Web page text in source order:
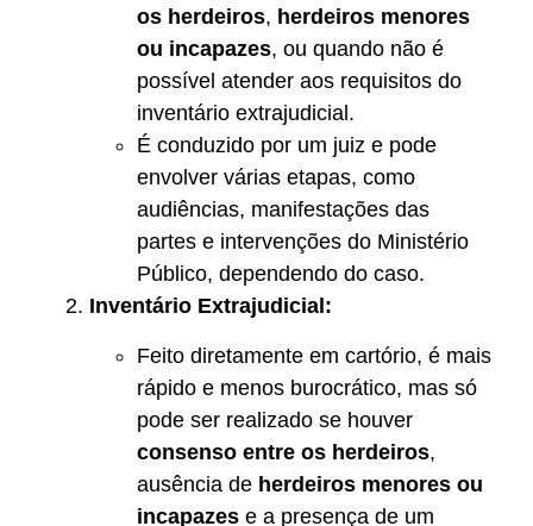
os herdeiros, herdeiros menores
ou incapazes, ou quando não é
possível atender aos requisitos do
inventário extrajudicial.
É conduzido por um juiz e pode
envolver várias etapas, como
audiências, manifestações das
partes e intervenções do Ministério
Público, dependendo do caso.
Inventário Extrajudicial:
Feito diretamente em cartório, é mais
rápido e menos burocrático, mas só
pode ser realizado se houver
consenso entre os herdeiros,
ausência de herdeiros menores ou
incapazes e a presença de um